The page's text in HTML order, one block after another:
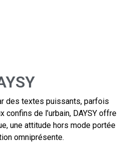
des textes puissants, parfois
confins de l’urbain, DAYSY offre
une attitude hors mode portée
omniprésente.